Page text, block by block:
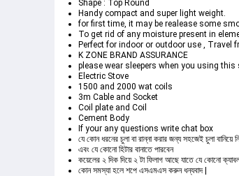
Shape : Top Round
Handy compact and super light weight.
for first time, it may be realease some
To get rid of any moisture present in
Perfect for indoor or outdoor use , Travel
K ZONE BRAND ASSURANCE
please wear sleepers when you using
Electric Stove
1500 and 2000 wat coils
3m Cable and Socket
Coil plate and Coil
Cement Body
If your any questions write chat box
যে কোন ধরনের চুলা বা রান্না করার জন্য সহজেই চুলা বানিয়ে
এবং যে কোনো হিটার বানাতে পারবেন
কয়েলের ২ দিক দিয়ে ২ টা ফিলাগ আছে যাতে যে কোনো ক্যাবল
কোন সমস্যা হলে শপে এস‌এম‌এস করুন ধন্যবাদ |